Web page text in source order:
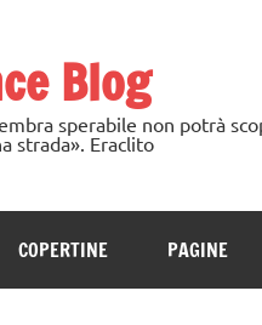
Blog
sperabile non potrà
strada». Eraclito
COPERTINE PAGINE